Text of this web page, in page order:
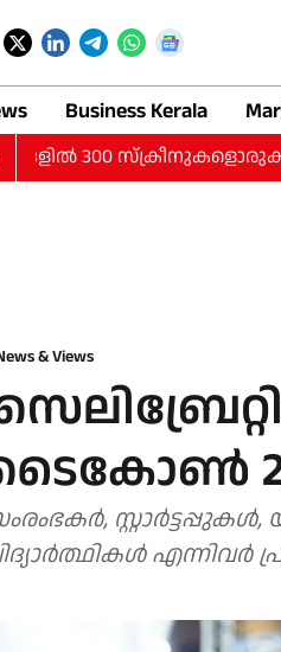
Business Kerala
300 സ്‌ക്രീനുകളൊരുക്കാന്‍
& Views
എന്നിവര്‍